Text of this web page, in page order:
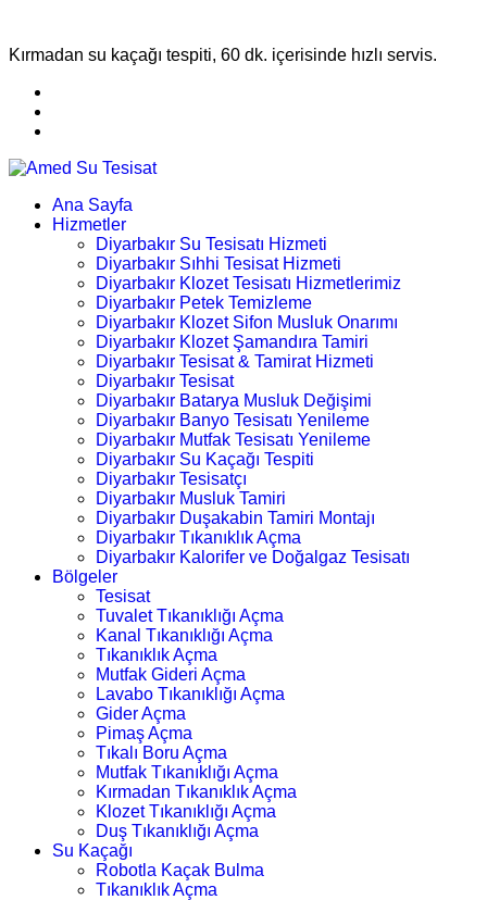
Kırmadan su kaçağı tespiti, 60 dk. içerisinde hızlı servis.
Ana Sayfa
Hizmetler
Diyarbakır Su Tesisatı Hizmeti
Diyarbakır Sıhhi Tesisat Hizmeti
Diyarbakır Klozet Tesisatı Hizmetlerimiz
Diyarbakır Petek Temizleme
Diyarbakır Klozet Sifon Musluk Onarımı
Diyarbakır Klozet Şamandıra Tamiri
Diyarbakır Tesisat & Tamirat Hizmeti
Diyarbakır Tesisat
Diyarbakır Batarya Musluk Değişimi
Diyarbakır Banyo Tesisatı Yenileme
Diyarbakır Mutfak Tesisatı Yenileme
Diyarbakır Su Kaçağı Tespiti
Diyarbakır Tesisatçı
Diyarbakır Musluk Tamiri
Diyarbakır Duşakabin Tamiri Montajı
Diyarbakır Tıkanıklık Açma
Diyarbakır Kalorifer ve Doğalgaz Tesisatı
Bölgeler
Tesisat
Tuvalet Tıkanıklığı Açma
Kanal Tıkanıklığı Açma
Tıkanıklık Açma
Mutfak Gideri Açma
Lavabo Tıkanıklığı Açma
Gider Açma
Pimaş Açma
Tıkalı Boru Açma
Mutfak Tıkanıklığı Açma
Kırmadan Tıkanıklık Açma
Klozet Tıkanıklığı Açma
Duş Tıkanıklığı Açma
Su Kaçağı
Robotla Kaçak Bulma
Tıkanıklık Açma